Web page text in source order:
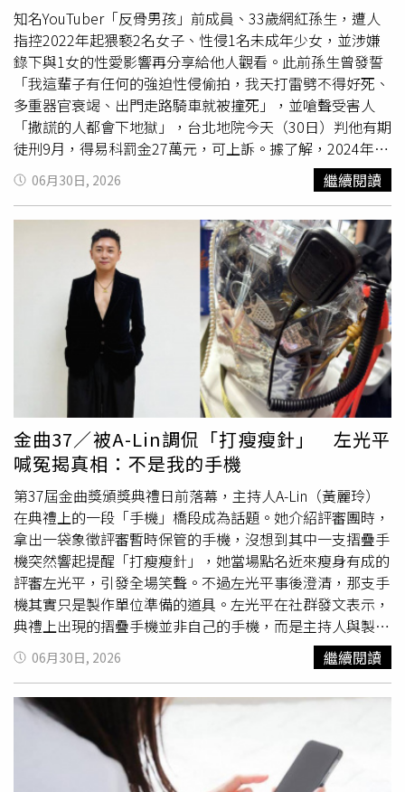
證實。外媒同時指出，紐約市政府已接獲申請，若相關規劃
依照計畫進行，7月2日至7月4日期間，麥迪遜廣場花園周
邊部分道路將實施交通管制，以配合婚禮維安及場地布置。
近期現場也陸續出現大型燈光設備、施工器材及工作人員進
駐，讓外界更加猜測婚禮就在此舉行。不過截至目前為止，
泰勒絲與崔維斯雙方均未正式證實婚禮日期、地點及相關安
排，外界掌握的資訊仍主要來自知情人士說法。NFL球星崔
維斯凱爾斯與泰勒絲交往多年，婚禮籌備進入最後階段，相
關細節持續受到外界關注。值得注意的是，由於保密協議未
包含肖像權授權內容，也讓先前外界猜測婚禮可能拍攝紀錄
片、演唱會電影或串流平台特別節目的傳聞大幅降溫。隨著
婚禮日期逐漸逼近，在層層保密措施之下，除非有賓客願意
冒著失去新人信任、甚至遭社交圈排擠的風險提前曝光內
容，否則這場備受全球關注的婚禮，恐怕仍將維持神祕面紗
直到正式登場。
知名YouTuber「反骨男孩」前成員、33歲網紅孫生，遭人
指控2022年起猥褻2名女子、性侵1名未成年少女，並涉嫌
錄下與1女的性愛影響再分享給他人觀看。此前孫生曾發誓
「我這輩子有任何的強迫性侵偷拍，我天打雷劈不得好死、
多重器官衰竭、出門走路騎車就被撞死」，並嗆聲受害人
「撒謊的人都會下地獄」，台北地院今天（30日）判他有期
徒刑9月，得易科罰金27萬元，可上訴。據了解，2024年7
月間，孫生與A女一起到台北市某餐廳吃晚餐，A女也邀請了
閨密B女作陪，過程中孫生不斷炫耀自己性愛方面「很厲
害」，還趁著和B女到店外抽菸時伸手拍對方臀部14下，還
調戲對方「屁股有肉哦，撞起來才爽」，事後遭B女提告，
台北地院2025年2月依性騷擾罪判有期徒刑5月，得易科罰
金確定。孫生事後還稱B女是「瞎妹」。在B女被性騷擾案
擔任證人的A女，當天送走閨密B女後，陪孫生開房間，事
後PO文稱是要留下來安撫孫生情緒，「只想趕快把事情做
完就離開，但證據不足才沒有提告」。孫生在貼文下方留言
反駁，稱2人是合意性行為，當天還拍攝多段性影像，女方
有看鏡頭互動，還tag別人說「可以隨時跟我要影片」。A女
嚇得報警處理，檢警查出孫生涉嫌將與A女拍攝的8段性影
像，給另一名吳姓女網紅觀看，為防私密檔案在
外流傳，檢
警2025年5月28日分別搜索孫生和吳女住處並約談，訊後諭
令孫生50萬元交保、吳女5萬元交保。後來，有更多被害人
出面指控，檢警也擴大追查。2022年10月5日晚間，C女在
自己住處幫孫生剪髮，結束後2人抽菸聊天時，孫生對她進
行猥褻；2023年3月16日晚間，孫生以幫忙拍攝影片為由到
D女住處，結束後D女躺在床上休息，孫生突然撲到D女身
上，強行猥褻得逞；2023年10月13日晚間，孫生以想看未
滿16歲的E女練舞為由，邀約其至住處外碰面，接著將對方
帶回住處，並趁E女專注聆聽音樂之際，對E性交得逞。檢
方在2025年9月25日依強制猥褻、無故播送他人性影像、
《個人資料保護法》與成年人故意對少年強制性交等罪嫌起
訴孫生，由於他漠視他人性自主權，強行玷辱多名女性，戕
害未成年少女，事後諉稱被害人不曾反抗，更將被害人性影
像視作私有財物供他人觀覽，犯後態度惡劣，建請法院從重
量刑。案經台北地院審理，法官今天（6月30日）判處孫生
有期徒刑9月，1000元折算1日，全案可上訴。
06月30日, 2026 繼續閱讀
金曲37／被A-Lin調侃「打瘦瘦針」 左光平
喊冤揭真相：不是我的手機
第37屆金曲獎頒獎典禮日前落幕，主持人A-Lin（黃麗玲）
在典禮上的一段「手機」橋段成為話題。她介紹評審團時，
拿出一袋象徵評審暫時保管的手機，沒想到其中一支摺疊手
機突然響起提醒「打瘦瘦針」，她當場點名近來瘦身有成的
評審左光平，引發全場笑聲。不過左光平事後澄清，那支手
機其實只是製作單位準備的道具。左光平在社群發文表示，
典禮上出現的摺疊手機並非自己的手機，而是主持人與製作
團隊事先設計好的橋段。他也透露，評審進入評審室前，手
機確實都會統一交由工作人員保管，並由文化部人員帶往典
禮現場，直到頒獎典禮最後一段廣告時間才會歸還，以確保
得獎名單不會提前
外流。他也分享，評審的手機實際上是放
在文化部提供的信封袋中，由工作人員集中保管，並非典禮
上展示的透明塑膠袋，希望大家不要誤會。隨後有典禮工作
人員也在Threads分享製作過程，透露當時大家刻意把摺疊
06月30日, 2026 繼續閱讀